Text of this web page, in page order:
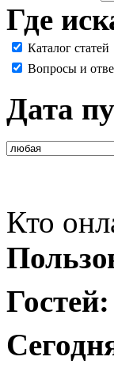
Где
Каталог статей
Вопросы и
Дата
Кто
Гостей: